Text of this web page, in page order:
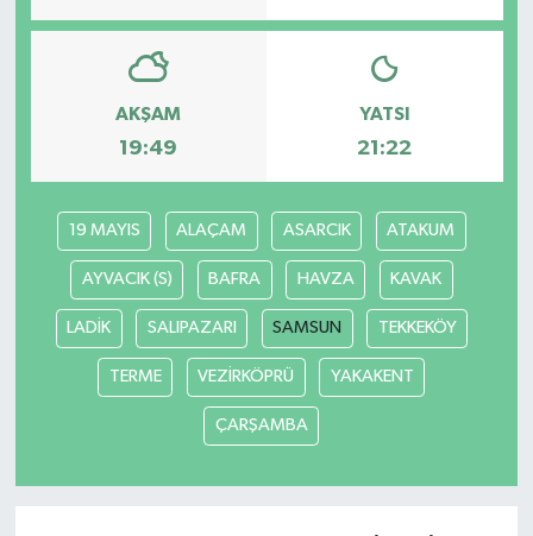
AKŞAM
19:49
YATSI
21:22
19 MAYIS ALAÇAM ASARCIK ATAKUM
AYVACIK (S) BAFRA HAVZA KAVAK
LADİK SALIPAZARI SAMSUN TEKKEKÖY
TERME VEZİRKÖPRÜ YAKAKENT
ÇARŞAMBA
Sungurlu
Uğurludağ